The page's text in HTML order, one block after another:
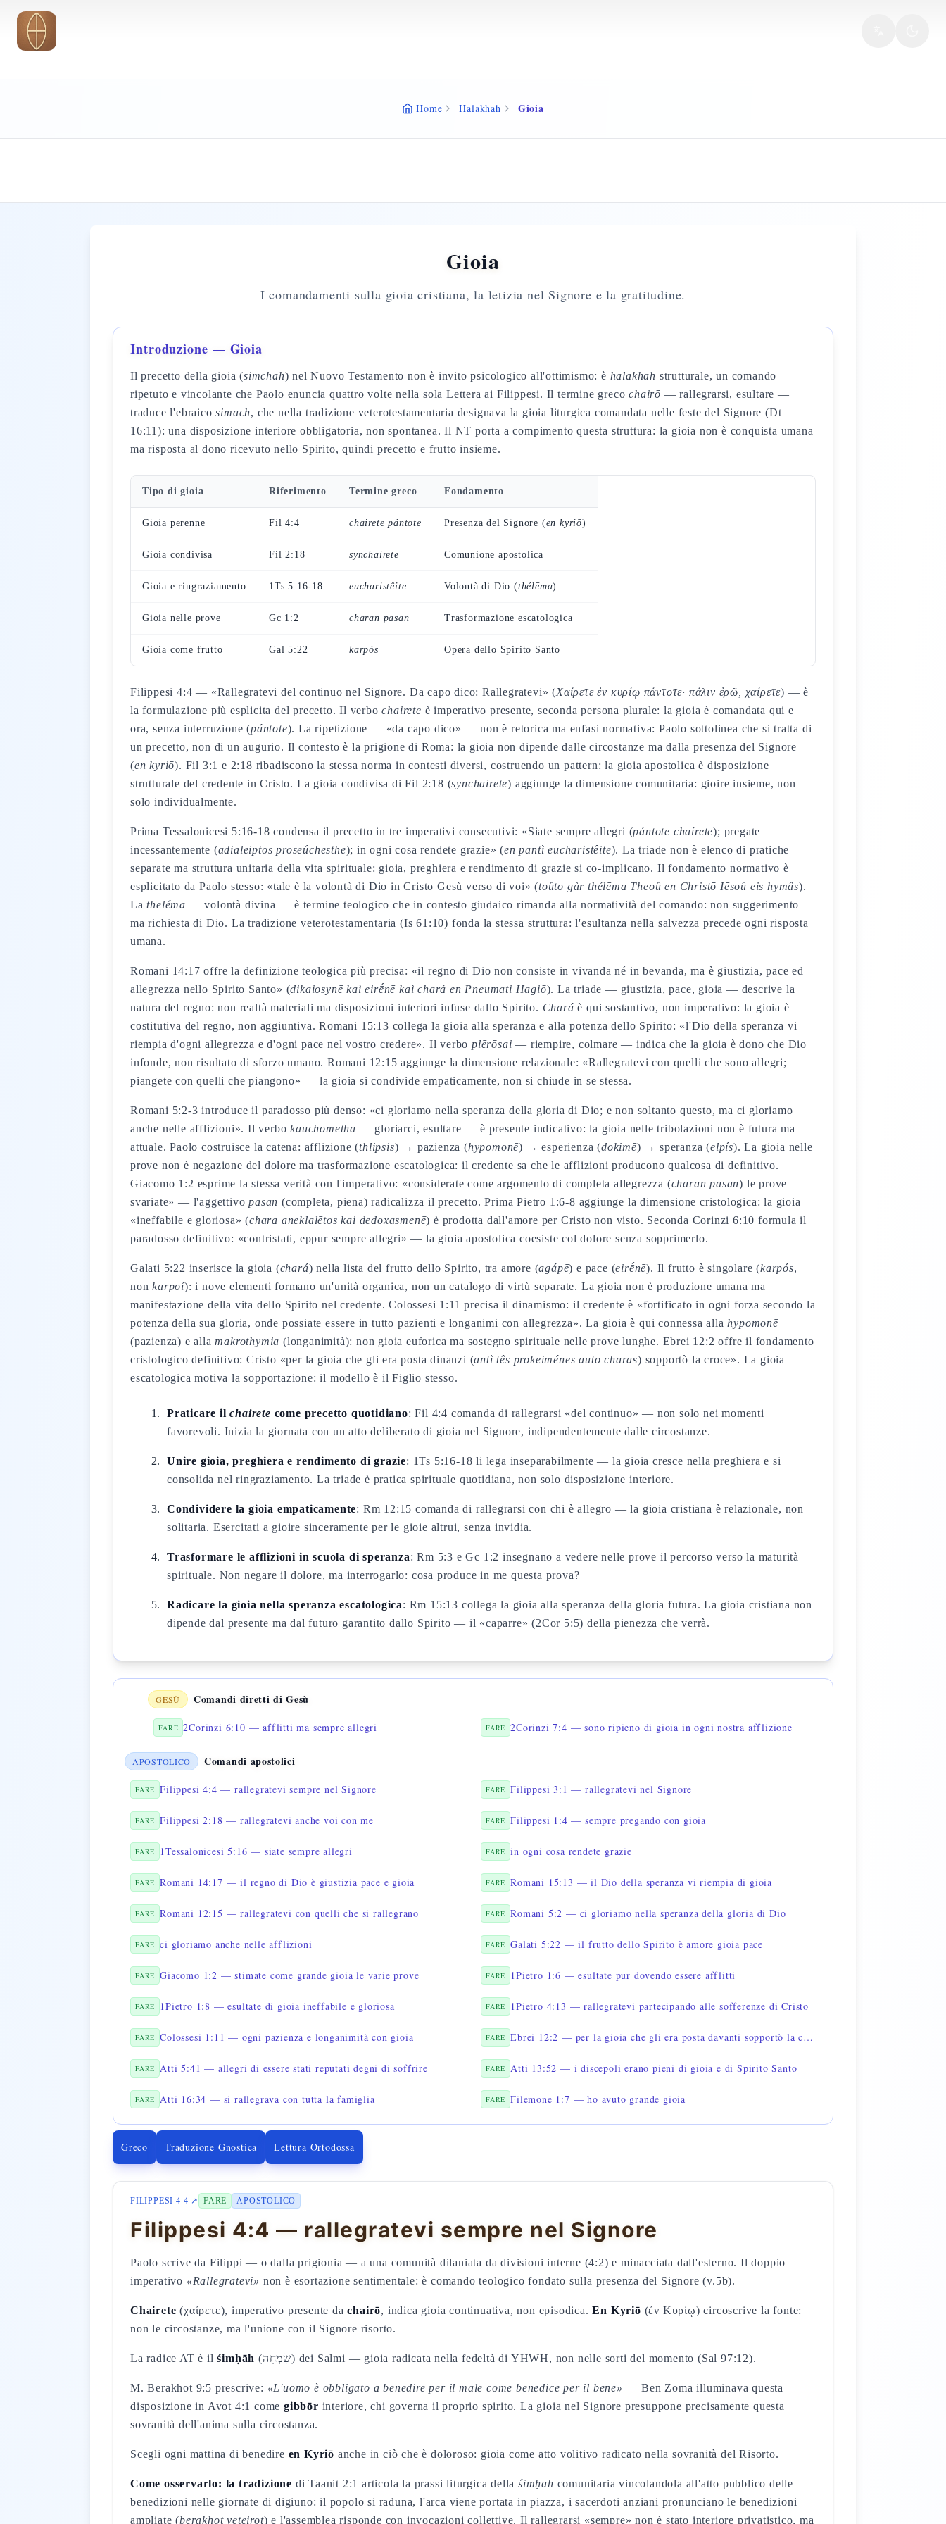
Vai al contenuto principale
Home Halakhah Gioia
Gioia
I comandamenti sulla gioia cristiana, la letizia nel Signore e la gratitudine.
Introduzione — Gioia
Il precetto della gioia (simchah) nel Nuovo Testamento non è invito psicologico all'ottimismo: è halakhah strutturale, un comando
ripetuto e vincolante che Paolo enuncia quattro volte nella sola Lettera ai Filippesi. Il termine grecochairō — rallegrarsi, esultare —
traduce l'ebraicosimach, che nella tradizione veterotestamentaria designava la gioia liturgica comandata nelle feste del Signore (Dt
16:11): una disposizione interiore obbligatoria, non spontanea. Il NT porta a compimento questa struttura: la gioia non è conquista umana
ma risposta al dono ricevuto nello Spirito, quindi precetto e frutto insieme.
Tipo di gioia Riferimento Termine greco Fondamento
Gioia perenne Fil 4:4 chairete pántote Presenza del Signore (en kyriō)
Gioia condivisa Fil 2:18 synchairete Comunione apostolica
Gioia e ringraziamento 1Ts 5:16-18 eucharistêite Volontà di Dio (thélēma)
Gioia nelle prove Gc 1:2 charan pasan Trasformazione escatologica
Gioia come frutto Gal 5:22 karpós Opera dello Spirito Santo
Filippesi 4:4 — «Rallegratevi del continuo nel Signore. Da capo dico: Rallegratevi» (Χαίρετε ἐν κυρίῳ πάντοτε· πάλιν ἐρῶ, χαίρετε) — è
la formulazione più esplicita del precetto. Il verbochairete è imperativo presente, seconda persona plurale: la gioia è comandata qui e
ora, senza interruzione (pántote). La ripetizione — «da capo dico» — non è retorica ma enfasi normativa: Paolo sottolinea che si tratta di
un precetto, non di un augurio. Il contesto è la prigione di Roma: la gioia non dipende dalle circostanze ma dalla presenza del Signore
(en kyriō). Fil 3:1 e 2:18 ribadiscono la stessa norma in contesti diversi, costruendo un pattern: la gioia apostolica è disposizione
strutturale del credente in Cristo. La gioia condivisa di Fil 2:18 (synchairete) aggiunge la dimensione comunitaria: gioire insieme, non
solo individualmente.
Prima Tessalonicesi 5:16-18 condensa il precetto in tre imperativi consecutivi: «Siate sempre allegri (pántote chaírete); pregate
incessantemente (adialeiptōs proseúchesthe); in ogni cosa rendete grazie» (en pantì eucharistêite). La triade non è elenco di pratiche
separate ma struttura unitaria della vita spirituale: gioia, preghiera e rendimento di grazie si co-implicano. Il fondamento normativo è
esplicitato da Paolo stesso: «tale è la volontà di Dio in Cristo Gesù verso di voi» (toûto gàr thélēma Theoû en Christō Iēsoû eis hymâs).
Latheléma — volontà divina — è termine teologico che in contesto giudaico rimanda alla normatività del comando: non suggerimento
ma richiesta di Dio. La tradizione veterotestamentaria (Is 61:10) fonda la stessa struttura: l'esultanza nella salvezza precede ogni risposta
umana.
Romani 14:17 offre la definizione teologica più precisa: «il regno di Dio non consiste in vivanda né in bevanda, ma è giustizia, pace ed
allegrezza nello Spirito Santo» (dikaiosynē kaì eirḗnē kaì chará en Pneumati Hagiō). La triade — giustizia, pace, gioia — descrive la
natura del regno: non realtà materiali ma disposizioni interiori infuse dallo Spirito. Chará è qui sostantivo, non imperativo: la gioia è
costitutiva del regno, non aggiuntiva. Romani 15:13 collega la gioia alla speranza e alla potenza dello Spirito: «l'Dio della speranza vi
riempia d'ogni allegrezza e d'ogni pace nel vostro credere». Il verbo plērōsai — riempire, colmare — indica che la gioia è dono che Dio
infonde, non risultato di sforzo umano. Romani 12:15 aggiunge la dimensione relazionale: «Rallegratevi con quelli che sono allegri;
piangete con quelli che piangono» — la gioia si condivide empaticamente, non si chiude in se stessa.
Romani 5:2-3 introduce il paradosso più denso: «ci gloriamo nella speranza della gloria di Dio; e non soltanto questo, ma ci gloriamo
anche nelle afflizioni». Il verbokauchōmetha — gloriarci, esultare — è presente indicativo: la gioia nelle tribolazioni non è futura ma
attuale. Paolo costruisce la catena: afflizione (thlipsis) → pazienza (hypomonē) → esperienza (dokimē) → speranza (elpís). La gioia nelle
prove non è negazione del dolore ma trasformazione escatologica: il credente sa che le afflizioni producono qualcosa di definitivo.
Giacomo 1:2 esprime la stessa verità con l'imperativo: «considerate come argomento di completa allegrezza (charan pasan) le prove
svariate» — l'aggettivopasan (completa, piena) radicalizza il precetto. Prima Pietro 1:6-8 aggiunge la dimensione cristologica: la gioia
«ineffabile e gloriosa» (chara aneklalētos kai dedoxasmenē) è prodotta dall'amore per Cristo non visto. Seconda Corinzi 6:10 formula il
paradosso definitivo: «contristati, eppur sempre allegri» — la gioia apostolica coesiste col dolore senza sopprimerlo.
Galati 5:22 inserisce la gioia (chará) nella lista del frutto dello Spirito, tra amore (agápē) e pace (eirḗnē). Il frutto è singolare (karpós,
nonkarpoí): i nove elementi formano un'unità organica, non un catalogo di virtù separate. La gioia non è produzione umana ma
manifestazione della vita dello Spirito nel credente. Colossesi 1:11 precisa il dinamismo: il credente è «fortificato in ogni forza secondo la
potenza della sua gloria, onde possiate essere in tutto pazienti e longanimi con allegrezza». La gioia è qui connessa allahypomonē
(pazienza) e allamakrothymia (longanimità): non gioia euforica ma sostegno spirituale nelle prove lunghe. Ebrei 12:2 offre il fondamento
cristologico definitivo: Cristo «per la gioia che gli era posta dinanzi (antì tês prokeiménēs autō charas) sopportò la croce». La gioia
escatologica motiva la sopportazione: il modello è il Figlio stesso.
Praticare ilchairete come precetto quotidiano: Fil 4:4 comanda di rallegrarsi «del continuo» — non solo nei momenti
favorevoli. Inizia la giornata con un atto deliberato di gioia nel Signore, indipendentemente dalle circostanze.
Unire gioia, preghiera e rendimento di grazie: 1Ts 5:16-18 li lega inseparabilmente — la gioia cresce nella preghiera e si
consolida nel ringraziamento. La triade è pratica spirituale quotidiana, non solo disposizione interiore.
Condividere la gioia empaticamente: Rm 12:15 comanda di rallegrarsi con chi è allegro — la gioia cristiana è relazionale, non
solitaria. Esercitati a gioire sinceramente per le gioie altrui, senza invidia.
Trasformare le afflizioni in scuola di speranza: Rm 5:3 e Gc 1:2 insegnano a vedere nelle prove il percorso verso la maturità
spirituale. Non negare il dolore, ma interrogarlo: cosa produce in me questa prova?
Radicare la gioia nella speranza escatologica: Rm 15:13 collega la gioia alla speranza della gloria futura. La gioia cristiana non
dipende dal presente ma dal futuro garantito dallo Spirito — il «caparre» (2Cor 5:5) della pienezza che verrà.
GESÙ Comandi diretti di Gesù
FARE 2Corinzi 6:10 — afflitti ma sempre allegri FARE 2Corinzi 7:4 — sono ripieno di gioia in ogni nostra afflizione
APOSTOLICO Comandi apostolici
FARE Filippesi 4:4 — rallegratevi sempre nel Signore FARE Filippesi 3:1 — rallegratevi nel Signore
FARE Filippesi 2:18 — rallegratevi anche voi con me FARE Filippesi 1:4 — sempre pregando con gioia
FARE 1Tessalonicesi 5:16 — siate sempre allegri FARE in ogni cosa rendete grazie
FARE Romani 14:17 — il regno di Dio è giustizia pace e gioia FARE Romani 15:13 — il Dio della speranza vi riempia di gioia
FARE Romani 12:15 — rallegratevi con quelli che si rallegrano FARE Romani 5:2 — ci gloriamo nella speranza della gloria di Dio
FARE ci gloriamo anche nelle afflizioni FARE Galati 5:22 — il frutto dello Spirito è amore gioia pace
FARE Giacomo 1:2 — stimate come grande gioia le varie prove FARE 1Pietro 1:6 — esultate pur dovendo essere afflitti
FARE 1Pietro 1:8 — esultate di gioia ineffabile e gloriosa FARE 1Pietro 4:13 — rallegratevi partecipando alle sofferenze di Cristo
FARE Colossesi 1:11 — ogni pazienza e longanimità con gioia FARE Ebrei 12:2 — per la gioia che gli era posta davanti sopportò la croce
FARE Atti 5:41 — allegri di essere stati reputati degni di soffrire FARE Atti 13:52 — i discepoli erano pieni di gioia e di Spirito Santo
FARE Atti 16:34 — si rallegrava con tutta la famiglia FARE Filemone 1:7 — ho avuto grande gioia
Greco Traduzione Gnostica Lettura Ortodossa
FILIPPESI 4 4 ↗ FARE APOSTOLICO
Filippesi 4:4 — rallegratevi sempre nel Signore
Paolo scrive da Filippi — o dalla prigionia — a una comunità dilaniata da divisioni interne (4:2) e minacciata dall'esterno. Il doppio
imperativo «Rallegratevi» non è esortazione sentimentale: è comando teologico fondato sulla presenza del Signore (v.5b).
Chairete (χαίρετε), imperativo presente dachairō, indica gioia continuativa, non episodica.En Kyriō (ἐν Κυρίῳ) circoscrive la fonte:
non le circostanze, ma l'unione con il Signore risorto.
La radice AT è ilśimḥāh (שִׂמְחָה) dei Salmi — gioia radicata nella fedeltà di YHWH, non nelle sorti del momento (Sal 97:12).
M. Berakhot 9:5 prescrive: «L'uomo è obbligato a benedire per il male come benedice per il bene» — Ben Zoma illuminava questa
disposizione in Avot 4:1 comegibbōr interiore, chi governa il proprio spirito. La gioia nel Signore presuppone precisamente questa
sovranità dell'anima sulla circostanza.
Scegli ogni mattina di benedire en Kyriō anche in ciò che è doloroso: gioia come atto volitivo radicato nella sovranità del Risorto.
Come osservarlo: la tradizione di Taanit 2:1 articola la prassi liturgica della śimḥāh comunitaria vincolandola all'atto pubblico delle
benedizioni nelle giornate di digiuno: il popolo si raduna, l'arca viene portata in piazza, i sacerdoti anziani pronunciano le benedizioni
ampliate (berakhot yeteirot) e l'assemblea risponde con invocazioni collettive. Il rallegrarsi «sempre» non è stato interiore privatistico, ma